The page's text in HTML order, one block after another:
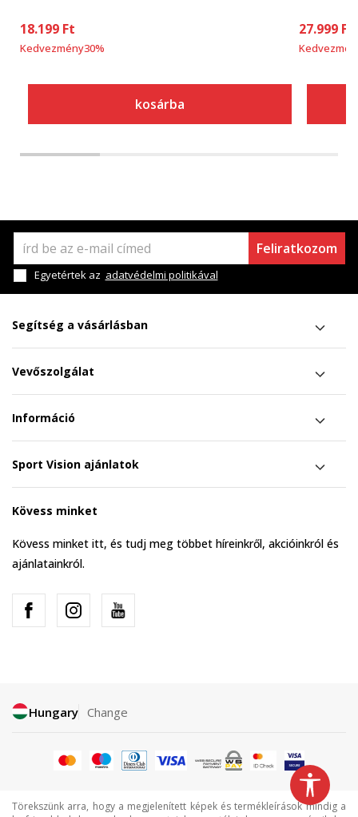
18.199 Ft
Kedvezmény30%
kosárba
27.999 Ft
Feliratkozom
Egyetértek az adatvédelmi politikával
Segítség a vásárlásban
Vevőszolgálat
Információ
Sport Vision ajánlatok
Kövess minket
Kövess minket itt, és tudj meg többet híreinkről, akcióinkról és
ajánlatainkról.
Hungary Change
Törekszünk arra, hogy a megjelenített képek és termékleírások mindig a